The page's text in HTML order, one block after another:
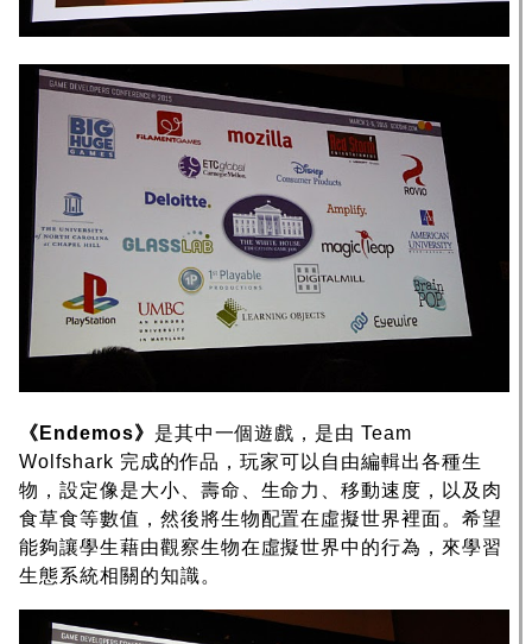
《Endemos》 是其中一個遊戲，是由 Team
Wolfshark 完成的作品，玩家可以自由編輯出各種生
物，設定像是大小、壽命、生命力、移動速度，以及肉
食草食等數值，然後將生物配置在虛擬世界裡面。希望
能夠讓學生藉由觀察生物在虛擬世界中的行為，來學習
生態系統相關的知識。